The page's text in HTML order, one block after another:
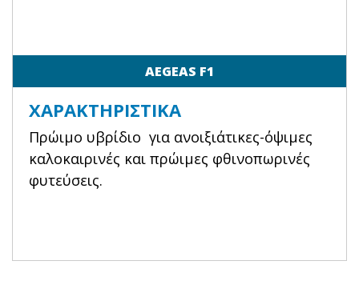
AEGEAS F1
ΧΑΡΑΚΤΗΡΙΣΤΙΚΆ
Πρώιμο υβρίδιο για ανοιξιάτικες-όψιμες
καλοκαιρινές και πρώιμες φθινοπωρινές
φυτεύσεις.